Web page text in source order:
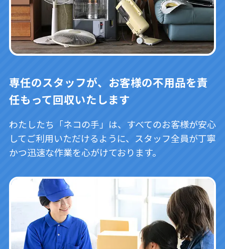
専任のスタッフが、お客様の不用品を責
任もって回収いたします
わたしたち「ネコの手」は、すべてのお客様が安心
してご利用いただけるように、スタッフ全員が丁寧
かつ迅速な作業を心がけております。